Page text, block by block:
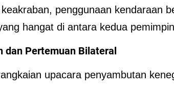
penggunaan kendaraan
hangat di antara kedua
dan Pertemuan Bilateral
upacara penyambutan